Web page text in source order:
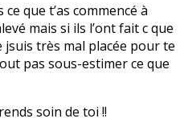
que t’as commencé à
mais si ils l’ont fait c que
jsuis très mal placée pour te
pas sous-estimer ce que
soin de toi !!